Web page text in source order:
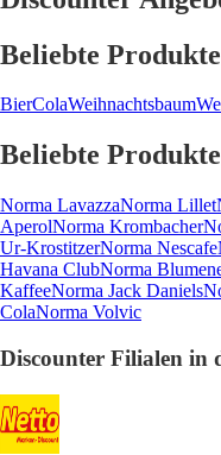
Beliebte Produkte
BierColaWeihnachtsbaum
Beliebte
Norma LavazzaNorma Lillet
AperolNorma Krombacher
Ur-KrostitzerNorma Nescafe
Havana ClubNorma
KaffeeNorma Jack Daniels
ColaNorma Volvic
Discounter Filialen in